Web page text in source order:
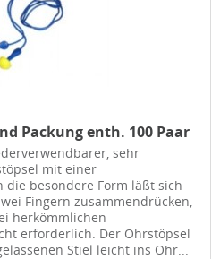
Packung enth. 100 Paar
sehr
mit einer
besondere Form läßt sich
Fingern zusammendrücken,
herkömmlichen
erforderlich. Der Ohrstöpsel
Stiel leicht ins Ohr...